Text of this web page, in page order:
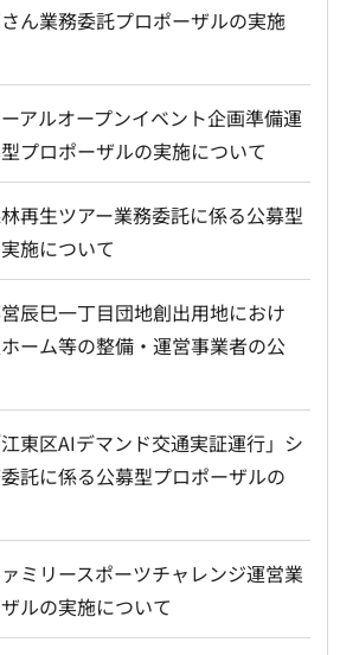
ん業務委託プロポーザルの実施
アルオープンイベント企画準備運
プロポーザルの実施について
林再生ツアー業務委託に係る公募型
施について
営辰巳一丁目団地創出用地におけ
ーム等の整備・運営事業者の公
江東区AIデマンド交通実証運行」シ
託に係る公募型プロポーザルの
ァミリースポーツチャレンジ運営業
ルの実施について